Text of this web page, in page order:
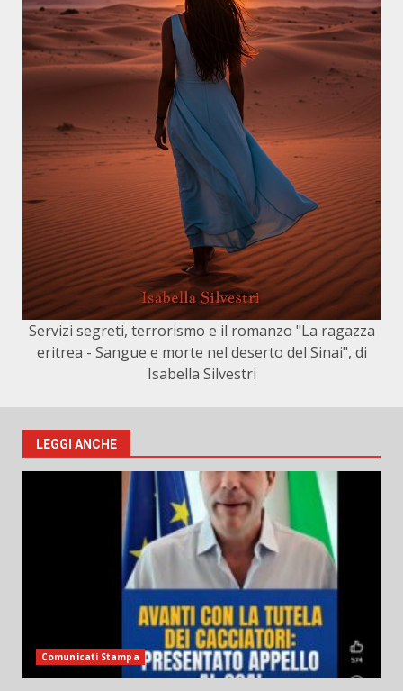
Servizi segreti, terrorismo e il romanzo "La ragazza
eritrea - Sangue e morte nel deserto del Sinai", di
Isabella Silvestri
LEGGI ANCHE
Comunicati Stampa